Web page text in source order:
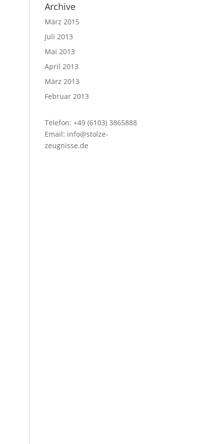
Archive
März 2015
Juli 2013
Mai 2013
April 2013
März 2013
Februar 2013
Telefon: +49 (6103) 3865888
Email: info@stolze-
zeugnisse.de